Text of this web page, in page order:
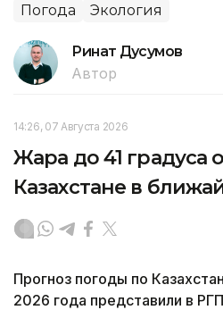
Погода Экология
Ринат Дусумов
Автор
14:26, 07 Августа 2026
Жара до 41 градуса
Казахстане в
Прогноз погоды по
2026 года представили в